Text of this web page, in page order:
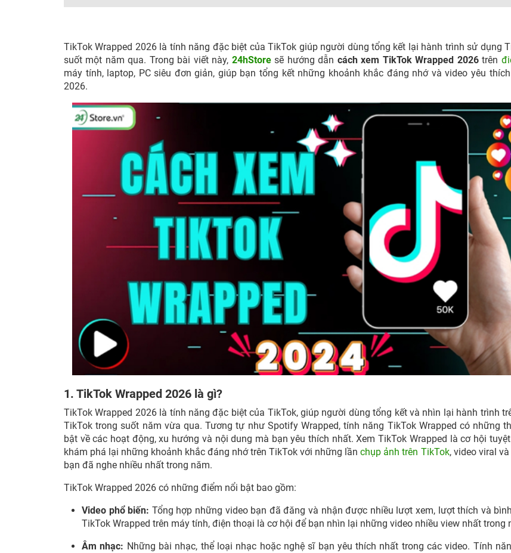
TikTok Wrapped 2026 là tính năng đặc biệt của TikTok giúp người dùng tổng kết lại hành trình sử dụng
suốt một năm qua. Trong bài viết này, 24hStore sẽ hướng dẫn cách xem TikTok Wrapped 2026trên
máy tính, laptop, PC siêu đơn giản, giúp bạn tổng kết những khoảnh khắc đáng nhớ và video yêu
2026.
1. TikTok Wrapped 2026 là gì?
TikTok Wrapped 2026 là tính năng đặc biệt của TikTok, giúp người dùng tổng kết và nhìn lại hành trình
TikTok trong suốt năm vừa qua. Tương tự như Spotify Wrapped, tính năng TikTok Wrapped có những
bật về các hoạt động, xu hướng và nội dung mà bạn yêu thích nhất. Xem TikTok Wrapped là cơ hội
khám phá lại những khoảnh khắc đáng nhớ trên TikTok với những lầnchụp ảnh trên TikTok, video viral
bạn đã nghe nhiều nhất trong năm.
TikTok Wrapped 2026 có những điểm nổi bật bao gồm:
Video phổ biến: Tổng hợp những videobạn đã đăng và nhận được nhiều lượt xem, lượt thích và
TikTok Wrapped trên máy tính, điện thoại là cơ hội để bạn nhìn lại những video nhiều view nhất trong
Âm nhạc: Những bài nhạc, thể loại nhạc hoặc nghệ sĩ bạn yêu thích nhất trong các video. Tính